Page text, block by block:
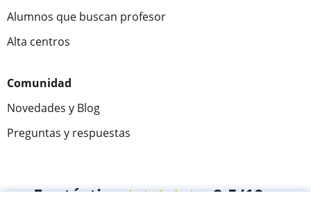
Alumnos que buscan profesor
Alta centros
Comunidad
Novedades y Blog
Preguntas y respuestas
Fantástica★★★★★ 9,5/10